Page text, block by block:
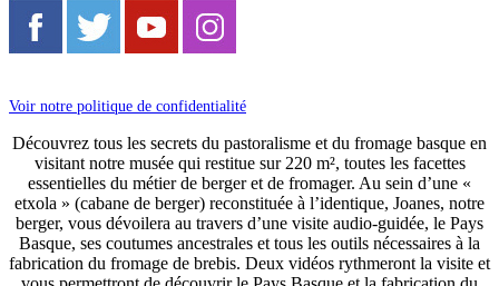
Voir notre politique de confidentialité
Découvrez tous les secrets du pastoralisme et du fromage basque en
visitant notre musée qui restitue sur 220 m², toutes les facettes
essentielles du métier de berger et de fromager. Au sein d’une «
etxola » (cabane de berger) reconstituée à l’identique, Joanes, notre
berger, vous dévoilera au travers d’une visite audio-guidée, le Pays
Basque, ses coutumes ancestrales et tous les outils nécessaires à la
fabrication du fromage de brebis. Deux vidéos rythmeront la visite et